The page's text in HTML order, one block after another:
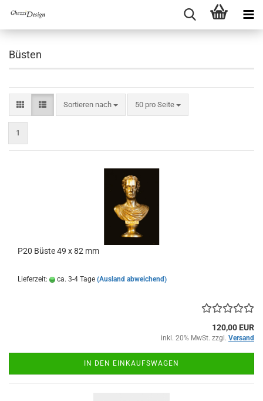
Büsten
Sortieren nach
Sortieren nach 50 pro Seite
pro Seite
1
P20 Büste 49 x 82 mm
Lieferzeit: ca. 3-4 Tage (Ausland abweichend)
120,00 EUR
inkl. 20% MwSt. zzgl. Versand
IN DEN EINKAUFSWAGEN